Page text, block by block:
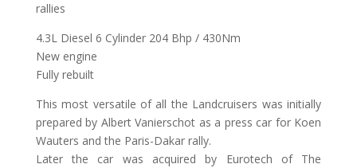
rallies
4.3L Diesel 6 Cylinder 204 Bhp / 430Nm
New engine
Fully rebuilt
This most versatile of all the Landcruisers was initially
prepared by Albert Vanierschot as a press car for Koen
Wauters and the Paris-Dakar rally.
Later the car was acquired by Eurotech of The